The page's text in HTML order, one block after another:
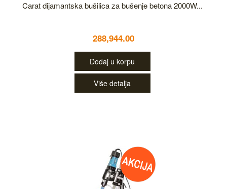
Carat dijamantska bušilica za bušenje betona 2000W...
288,944.00
Dodaj u korpu
Više detalja